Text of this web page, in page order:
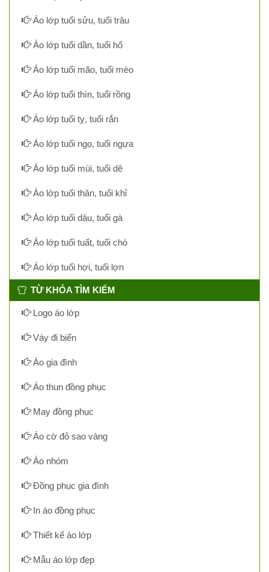
Áo lớp tuổi sửu, tuổi trâu
Áo lớp tuổi dần, tuổi hổ
Áo lớp tuổi mão, tuổi mèo
Áo lớp tuổi thìn, tuổi rồng
Áo lớp tuổi tỵ, tuổi rắn
Áo lớp tuổi ngọ, tuổi ngựa
Áo lớp tuổi mùi, tuổi dê
Áo lớp tuổi thân, tuổi khỉ
Áo lớp tuổi dậu, tuổi gà
Áo lớp tuổi tuất, tuổi chó
Áo lớp tuổi hợi, tuổi lợn
TỪ KHÓA TÌM KIẾM
Logo áo lớp
Váy đi biển
Áo gia đình
Áo thun đồng phục
May đồng phục
Áo cờ đỏ sao vàng
Áo nhóm
Đồng phục gia đình
In áo đồng phục
Thiết kế áo lớp
Mẫu áo lớp đẹp